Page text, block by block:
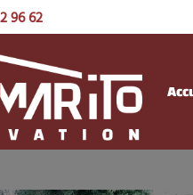
96 62